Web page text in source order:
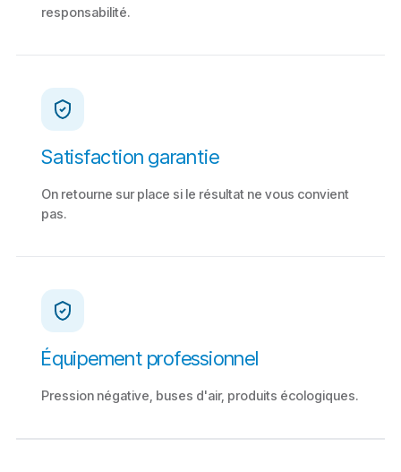
responsabilité.
Satisfaction garantie
On retourne sur place si le résultat ne vous convient
pas.
Équipement professionnel
Pression négative, buses d'air, produits écologiques.